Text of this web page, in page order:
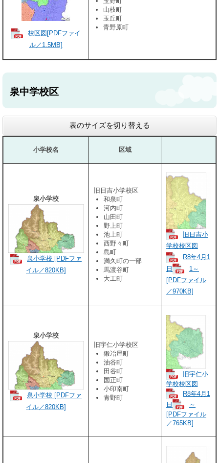
校区図[PDFファイ
ル／1.5MB]
山枝町
玉丘町
青野原町
泉中学校区
表のサイズを切り替える
小学校名 区域
泉小学校
泉小学校 [PDFファ
イル／820KB]
旧日吉小学校区
和泉町
河内町
山田町
野上町
池上町
西野々町
島町
満久町の一部
馬渡谷町
大工町
旧日吉小
学校校区図
R8年4月1
日
1～
[PDFファイル
／970KB]
泉小学校
泉小学校 [PDFファ
イル／820KB]
旧宇仁小学校区
鍛冶屋町
油谷町
田谷町
国正町
小印南町
青野町
旧宇仁小
学校校区図
R8年4月1
日
～
[PDFファイル
／765KB]